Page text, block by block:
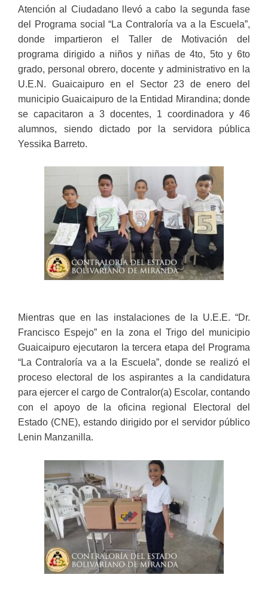
Atención al Ciudadano llevó a cabo la segunda fase
del Programa social “La Contraloría va a la Escuela”,
donde impartieron el Taller de Motivación del
programa dirigido a niños y niñas de 4to, 5to y 6to
grado, personal obrero, docente y administrativo en la
U.E.N. Guaicaipuro en el Sector 23 de enero del
municipio Guaicaipuro de la Entidad Mirandina; donde
se capacitaron a 3 docentes, 1 coordinadora y 46
alumnos, siendo dictado por la servidora pública
Yessika Barreto.
Mientras que en las instalaciones de la U.E.E. “Dr.
Francisco Espejo” en la zona el Trigo del municipio
Guaicaipuro ejecutaron la tercera etapa del Programa
“La Contraloría va a la Escuela”, donde se realizó el
proceso electoral de los aspirantes a la candidatura
para ejercer el cargo de Contralor(a) Escolar, contando
con el apoyo de la oficina regional Electoral del
Estado (CNE), estando dirigido por el servidor público
Lenin Manzanilla.